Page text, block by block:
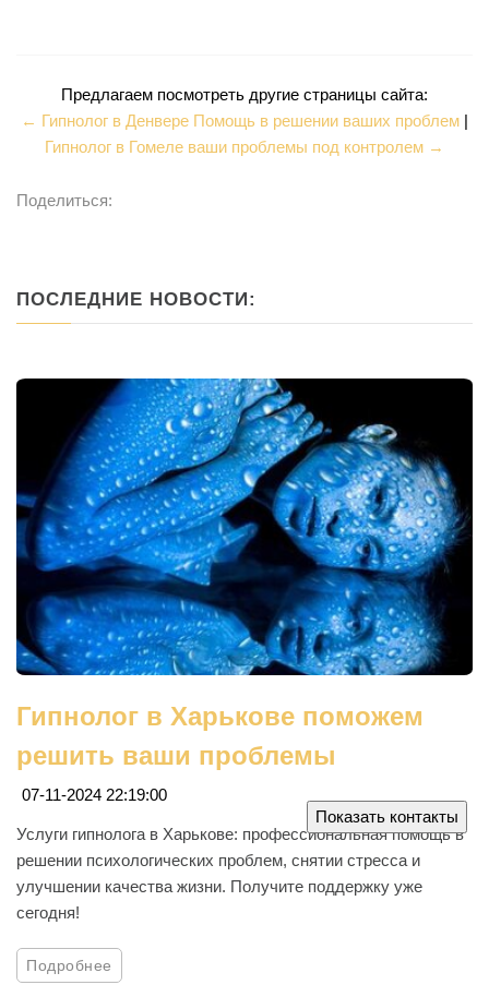
Предлагаем посмотреть другие страницы сайта:
← Гипнолог в Денвере Помощь в решении ваших проблем |
Гипнолог в Гомеле ваши проблемы под контролем →
Поделиться:
ПОСЛЕДНИЕ НОВОСТИ:
Гипнолог в Харькове поможем
решить ваши проблемы
07-11-2024 22:19:00
Услуги гипнолога в Харькове: профессиональная помощь в
решении психологических проблем, снятии стресса и
улучшении качества жизни. Получите поддержку уже
сегодня!
Подробнее
Показать контакты